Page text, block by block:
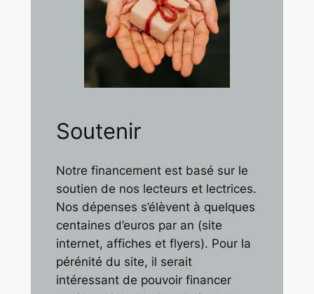
Soutenir
Notre financement est basé sur le
soutien de nos lecteurs et lectrices.
Nos dépenses s’élèvent à quelques
centaines d’euros par an (site
internet, affiches et flyers). Pour la
pérénité du site, il serait
intéressant de pouvoir financer